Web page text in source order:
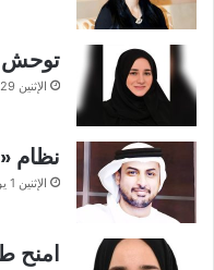
توحش
الإثنين 29 يونيو 2026 الساعة 12:04 ص
نظام
الإثنين 1 يونيو 2026 الساعة 12:54 ص
امنح